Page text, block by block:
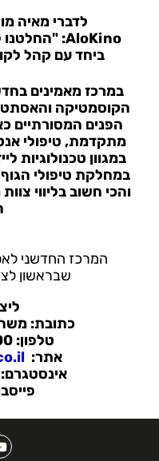
לדברימאיה
AloKino:
ביחד עם קהל
במרכז מאמינים
הקוסמטיקה
הפנים המסורתיים
מתקדמת, טיפולי
במגוון טכנולוגיות
במחלקת טיפולי הגוף
והכי חשוב בליווי
שבראשון
כתובת: משה לוי 11,
טלפון:
אתר: